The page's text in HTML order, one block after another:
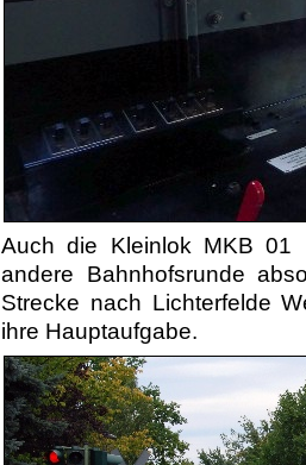
Auch die Kleinlok MKB 01
andere Bahnhofsrunde
Strecke nach Lichter­felde
ihre Hauptaufgabe.